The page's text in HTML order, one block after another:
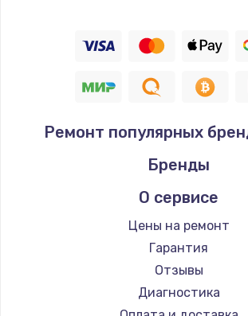
Ремонт популярных
Бренды
О сервисе
Цены на ремонт
Гарантия
Отзывы
Диагностика